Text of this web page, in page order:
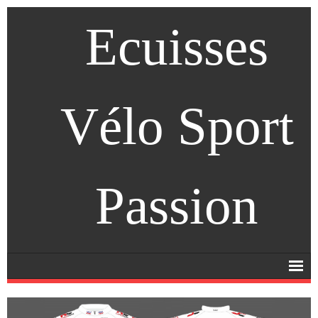
Ecuisses
Vélo Sport
Passion